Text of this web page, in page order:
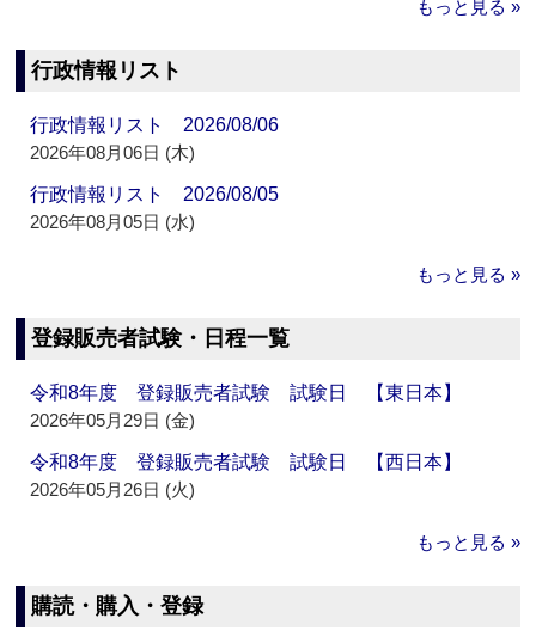
もっと見る »
行政情報リスト
行政情報リスト 2026/08/06
2026年08月06日 (木)
行政情報リスト 2026/08/05
2026年08月05日 (水)
もっと見る »
登録販売者試験・日程一覧
令和8年度 登録販売者試験 試験日 【東日本】
2026年05月29日 (金)
令和8年度 登録販売者試験 試験日 【西日本】
2026年05月26日 (火)
もっと見る »
購読・購入・登録